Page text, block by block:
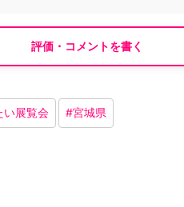
評価・コメントを書く
い展覧会 #宮城県